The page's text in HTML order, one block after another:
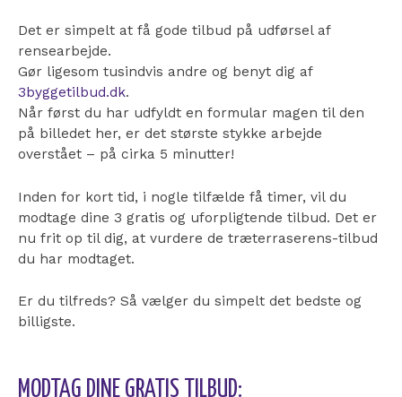
Det er simpelt at få gode tilbud på udførsel af
rensearbejde.
Gør ligesom tusindvis andre og benyt dig af
3byggetilbud.dk.
Når først du har udfyldt en formular magen til den
på billedet her, er det største stykke arbejde
overstået – på cirka 5 minutter!
Inden for kort tid, i nogle tilfælde få timer, vil du
modtage dine 3 gratis og uforpligtende tilbud. Det er
nu frit op til dig, at vurdere de træterraserens-tilbud
du har modtaget.
Er du tilfreds? Så vælger du simpelt det bedste og
billigste.
MODTAG DINE GRATIS TILBUD: